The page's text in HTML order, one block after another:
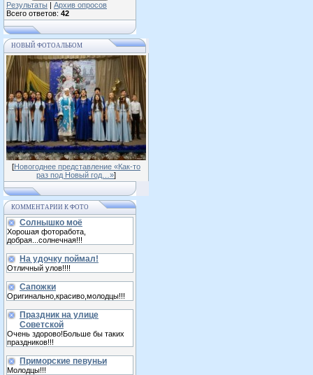
Результаты | Архив опросов
Всего ответов: 42
НОВЫЙ ФОТОАЛЬБОМ
[Новогоднее представление «Как-то
раз под Новый год…»]
КОММЕНТАРИИ К ФОТО
Солнышко моё
Хорошая фоторабота,
добрая...солнечная!!!
На удочку поймал!
Отличный улов!!!!
Сапожки
Оригинально,красиво,молодцы!!!
Праздник на улице
Советской
Очень здорово!Больше бы таких
праздников!!!
Приморские певуньи
Молодцы!!!